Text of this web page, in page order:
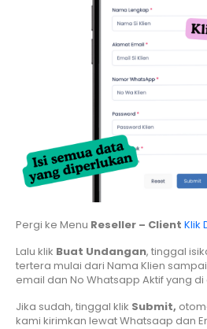
Pergi ke Menu Reseller – Client Klik
Lalu klik Buat Undangan, tinggal
tertera mulai dari Nama Klien
email dan No Whatsapp Aktif yang
Jika sudah, tinggal klik Submit,
kami kirimkan lewat Whatsaap dan